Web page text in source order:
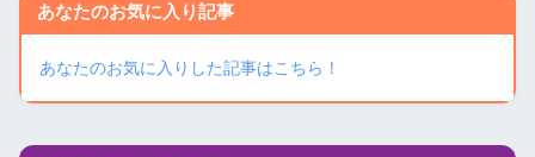
あなたのお気に入り記事
あなたのお気に入りした記事はこちら！